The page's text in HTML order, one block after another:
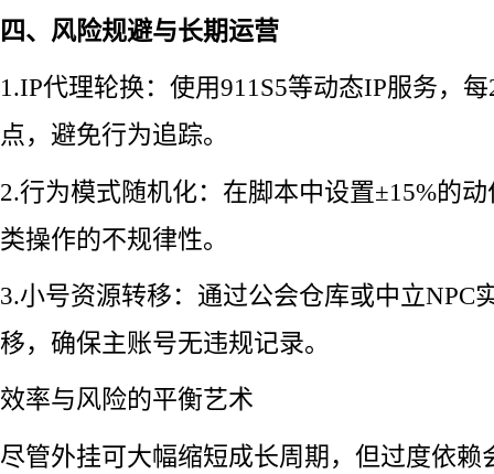
四、风险规避与长期运营
1.IP代理轮换：使用911S5等动态IP服务，
点，避免行为追踪。
2.行为模式随机化：在脚本中设置±15%的
类操作的不规律性。
3.小号资源转移：通过公会仓库或中立NPC
移，确保主账号无违规记录。
效率与风险的平衡艺术
尽管外挂可大幅缩短成长周期，但过度依赖